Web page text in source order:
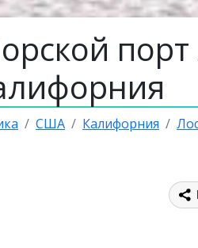
порт
США Калифорния